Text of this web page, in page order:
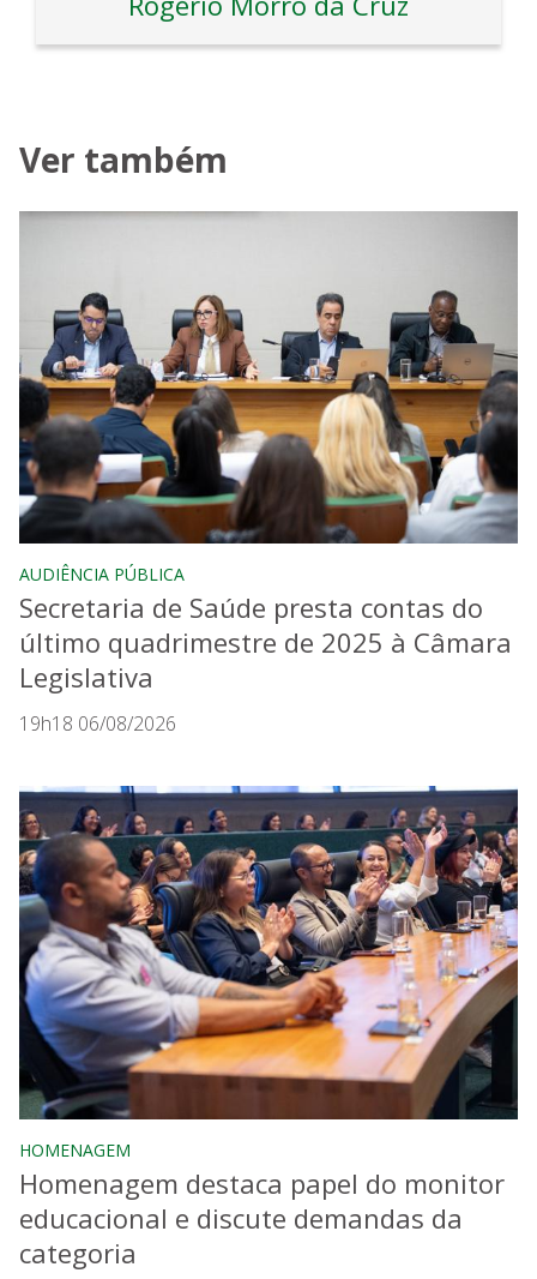
Ver também
AUDIÊNCIA PÚBLICA
Secretaria de Saúde presta contas do
último quadrimestre de 2025 à Câmara
Legislativa
19h18 06/08/2026
HOMENAGEM
Homenagem destaca papel do monitor
educacional e discute demandas da
categoria